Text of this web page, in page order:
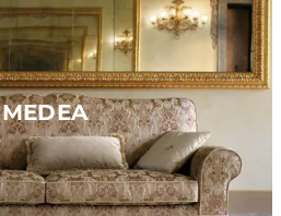
MEDEA